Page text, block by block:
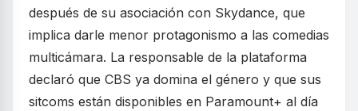
después de su asociación con Skydance, que
implica darle menor protagonismo a las comedias
multicámara. La responsable de la plataforma
declaró que CBS ya domina el género y que sus
sitcoms están disponibles en Paramount+ al día